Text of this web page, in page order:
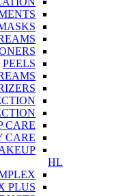
PEELS
CARE
CARE
HL
PLUS